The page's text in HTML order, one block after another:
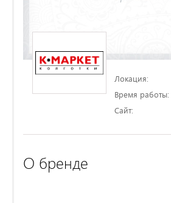
Локация:
Время работы:
Сайт:
О бренде